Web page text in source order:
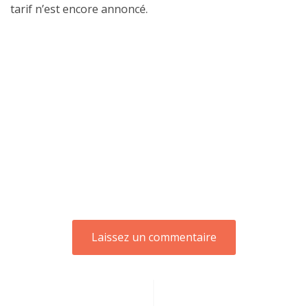
tarif n’est encore annoncé.